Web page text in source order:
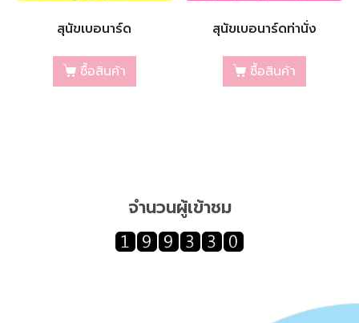
สุนัขเบอนาร์ด
ซื้อสินค้า
สุนัขเบอนาร์ดท่านั่ง
ซื้อสินค้า
จำนวนผู้เข้าชม